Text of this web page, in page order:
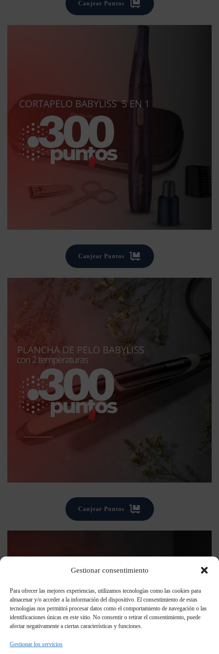
Gestionar consentimiento
Para ofrecer las mejores experiencias, utilizamos tecnologías como las cookies para
almacenar y/o acceder a la información del dispositivo. El consentimiento de estas
tecnologías nos permitirá procesar datos como el comportamiento de navegación o las
identificaciones únicas en este sitio. No consentir o retirar el consentimiento, puede
afectar negativamente a ciertas características y funciones.
Gestionar los servicios
Canjear Puntos
Canjear Puntos
Canjear Puntos